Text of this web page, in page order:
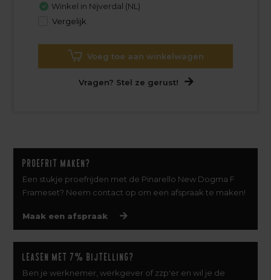
Winkel in Nijverdal (NL)
Vergelijk
Voeg toe aan winkelwagen
Vragen? Stel ze gerust!
Proefrit maken?
Een stukje proefrijden met de Pinarello New Dogma F
Frameset? Neem contact op om een afspraak te maken!
Maak een afspraak
Leasen met 7% bijtelling?
Ben je werknemer, werkgever of zzp'er en wil je de